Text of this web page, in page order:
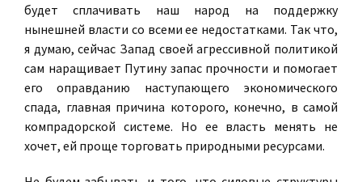
будет сплачивать наш народ на поддержку
нынешней власти со всеми ее недостатками. Так что,
я думаю, сейчас Запад своей агрессивной политикой
сам наращивает Путину запас прочности и помогает
его оправданию наступающего экономического
спада, главная причина которого, конечно, в самой
компрадорской системе. Но ее власть менять не
хочет, ей проще торговать природными ресурсами.